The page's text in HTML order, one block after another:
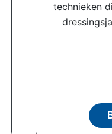
technieken